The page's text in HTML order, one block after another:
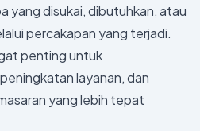
yang disukai, dibutuhkan, atau
percakapan yang terjadi.
penting untuk
layanan, dan
yang lebih tepat